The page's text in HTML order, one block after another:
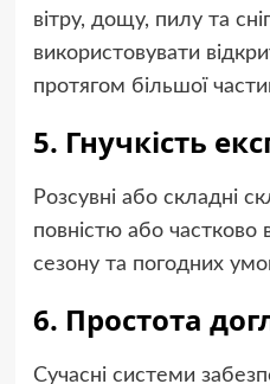
вітру, дощу, пилу та
використовувати
протягом більшої
5. Гнучкість
Розсувні або складні
повністю або частково
сезону та погодних
6. Простота
Сучасні системи